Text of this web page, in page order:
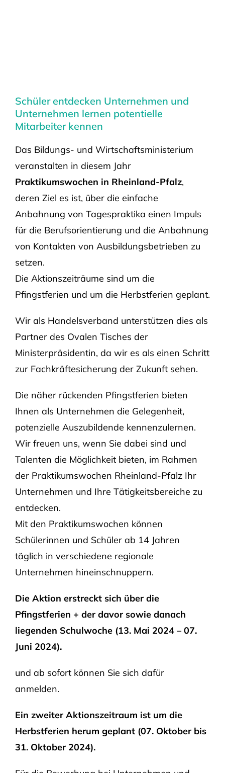
Schüler entdecken Unternehmen und
Unternehmen lernen potentielle
Mitarbeiter kennen
Das Bildungs- und Wirtschaftsministerium
veranstalten in diesem Jahr
Praktikumswochen in Rheinland-Pfalz,
deren Ziel es ist, über die einfache
Anbahnung von Tagespraktika einen Impuls
für die Berufsorientierung und die Anbahnung
von Kontakten von Ausbildungsbetrieben zu
setzen.
Die Aktionszeiträume sind um die
Pfingstferien und um die Herbstferien geplant.
Wir als Handelsverband unterstützen dies als
Partner des Ovalen Tisches der
Ministerpräsidentin, da wir es als einen Schritt
zur Fachkräftesicherung der Zukunft sehen.
Die näher rückenden Pfingstferien bieten
Ihnen als Unternehmen die Gelegenheit,
potenzielle Auszubildende kennenzulernen.
Wir freuen uns, wenn Sie dabei sind und
Talenten die Möglichkeit bieten, im Rahmen
der Praktikumswochen Rheinland-Pfalz Ihr
Unternehmen und Ihre Tätigkeitsbereiche zu
entdecken.
Mit den Praktikumswochen können
Schülerinnen und Schüler ab 14 Jahren
täglich in verschiedene regionale
Unternehmen hineinschnuppern.
Die Aktion erstreckt sich über die
Pfingstferien + der davor sowie danach
liegenden Schulwoche (13. Mai 2024 – 07.
Juni 2024).
und ab sofort können Sie sich dafür
anmelden.
Ein zweiter Aktionszeitraum ist um die
Herbstferien herum geplant (07. Oktober bis
31. Oktober 2024).